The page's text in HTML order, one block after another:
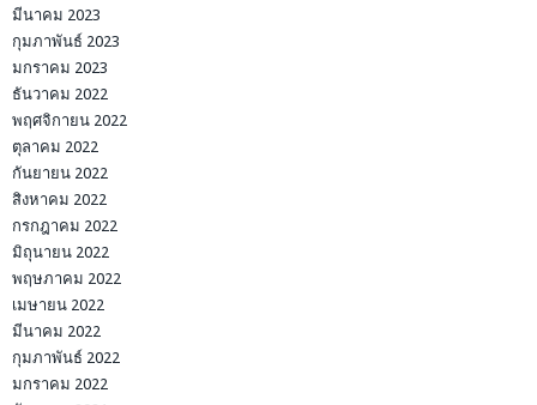
มีนาคม 2023
กุมภาพันธ์ 2023
มกราคม 2023
ธันวาคม 2022
พฤศจิกายน 2022
ตุลาคม 2022
กันยายน 2022
สิงหาคม 2022
กรกฎาคม 2022
มิถุนายน 2022
พฤษภาคม 2022
เมษายน 2022
มีนาคม 2022
กุมภาพันธ์ 2022
มกราคม 2022